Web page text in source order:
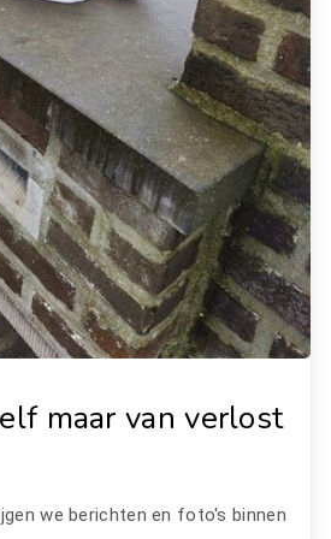
maar van verlost
we berichten en foto's binnen